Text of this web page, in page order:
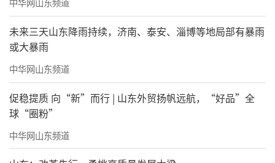
未来三天山东降雨持续，济南、泰安、淄博等地局部有暴雨
或大暴雨
中华网山东频道
促稳提质 向“新”而行 | 山东外贸扬帆远航，“好品”全
球“圈粉”
中华网山东频道